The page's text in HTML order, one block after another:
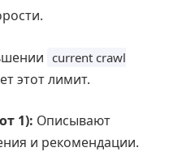
current crawl
этот лимит.
1): Описывают
и рекомендации.